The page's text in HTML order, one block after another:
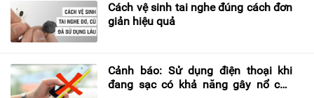
Cách vệ sinh tai nghe đúng cách đơn
giản hiệu quả
Cảnh báo: Sử dụng điện thoại khi
đang sạc có khả năng gây nổ cực